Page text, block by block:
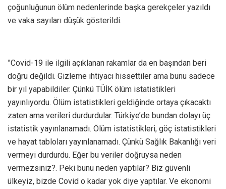
çoğunluğunun ölüm nedenlerinde başka gerekçeler yazıldı
ve vaka sayıları düşük gösterildi.
”Covid-19 ile ilgili açıklanan rakamlar da en başından beri
doğru değildi. Gizleme ihtiyacı hissettiler ama bunu sadece
bir yıl yapabildiler. Çünkü TÜİK ölüm istatistikleri
yayınlıyordu. Ölüm istatistikleri geldiğinde ortaya çıkacaktı
zaten ama verileri durdurdular. Türkiye’de bundan dolayı üç
istatistik yayınlanamadı. Ölüm istatistikleri, göç istatistikleri
ve hayat tabloları yayınlanamadı. Çünkü Sağlık Bakanlığı veri
vermeyi durdurdu. Eğer bu veriler doğruysa neden
vermezsiniz?. Peki bunu neden yaptılar? Biz güvenli
ülkeyiz, bizde Covid o kadar yok diye yaptılar. Ve ekonomi